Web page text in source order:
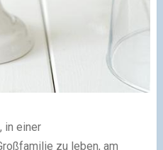
in einer
zu leben, am